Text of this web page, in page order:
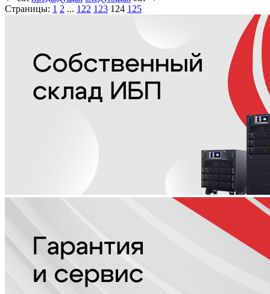
Страницы: 1 2 ... 122 123 124 125